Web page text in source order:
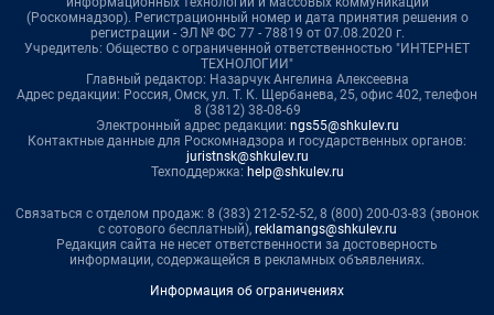
(Роскомнадзор). Регистрационный номер и дата принятия решения о
регистрации - ЭЛ № ФС 77 - 78819 от 07.08.2020 г.
Учредитель: Общество с ограниченной ответственностью "ИНТЕРНЕТ
ТЕХНОЛОГИИ"
Главный редактор: Назарчук Ангелина Алексеевна
Адрес редакции: Россия, Омск, ул. Т. К. Щербанева, 25, офис 402, телефон
8 (3812) 38-08-69
Электронный адрес редакции: ngs55@shkulev.ru
Контактные данные для Роскомнадзора и государственных органов:
juristnsk@shkulev.ru
Техподдержка: help@shkulev.ru
Связаться с отделом продаж: 8 (383) 212-52-52, 8 (800) 200-03-83 (звонок
с сотового бесплатный), reklamangs@shkulev.ru
Редакция сайта не несет ответственности за достоверность
информации, содержащейся в рекламных объявлениях.
Информация об ограничениях